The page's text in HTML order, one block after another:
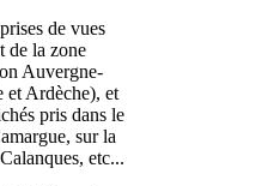
de vues
de la zone
Auvergne-
et Ardèche), et
pris dans le
sur la
etc...